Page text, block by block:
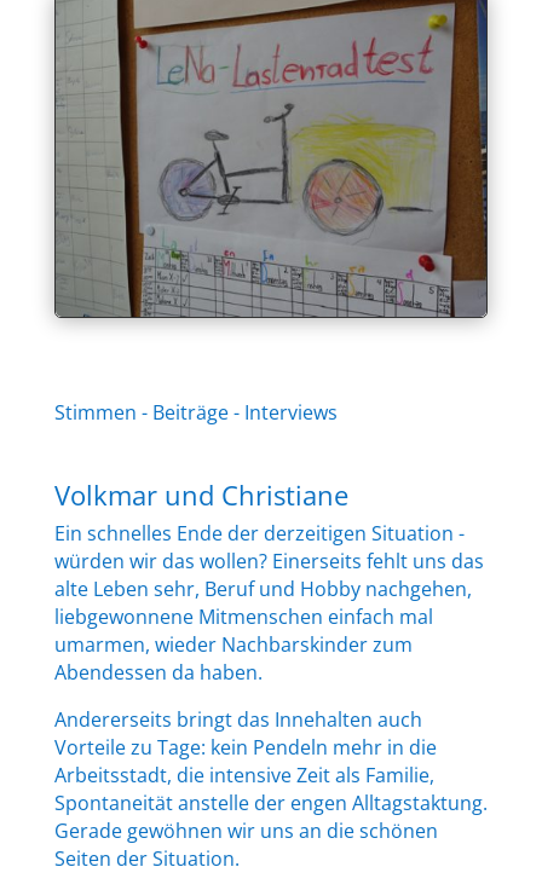
Stimmen - Beiträge - Interviews
Volkmar und Christiane
Ein schnelles Ende der derzeitigen Situation -
würden wir das wollen? Einerseits fehlt uns das
alte Leben sehr, Beruf und Hobby nachgehen,
liebgewonnene Mitmenschen einfach mal
umarmen, wieder Nachbarskinder zum
Abendessen da haben.
Andererseits bringt das Innehalten auch
Vorteile zu Tage: kein Pendeln mehr in die
Arbeitsstadt, die intensive Zeit als Familie,
Spontaneität anstelle der engen Alltagstaktung.
Gerade gewöhnen wir uns an die schönen
Seiten der Situation.